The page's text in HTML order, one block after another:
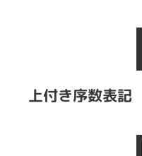
上付き序数表記